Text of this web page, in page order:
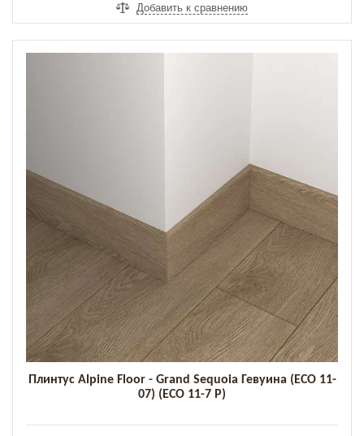
Добавить к сравнению
Плинтус Alpine Floor - Grand Sequoia Гевуина (ECO 11-
07) (ECO 11-7 P)